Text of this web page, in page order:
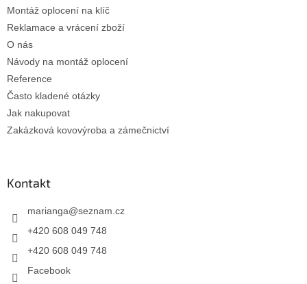
Montáž oplocení na klíč
Reklamace a vrácení zboží
O nás
Návody na montáž oplocení
Reference
Často kladené otázky
Jak nakupovat
Zakázková kovovýroba a zámečnictví
Kontakt
marianga@seznam.cz
+420 608 049 748
+420 608 049 748
Facebook